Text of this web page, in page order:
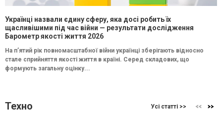
Українці назвали єдину сферу, яка досі робить їх
щасливішими під час війни — результати дослідження
Барометр якості життя 2026
На п’ятий рік повномасштабної війни українці зберігають відносно
стале сприйняття якості життя в країні. Серед складових, що
формують загальну оцінку...
Техно Усі статті >>